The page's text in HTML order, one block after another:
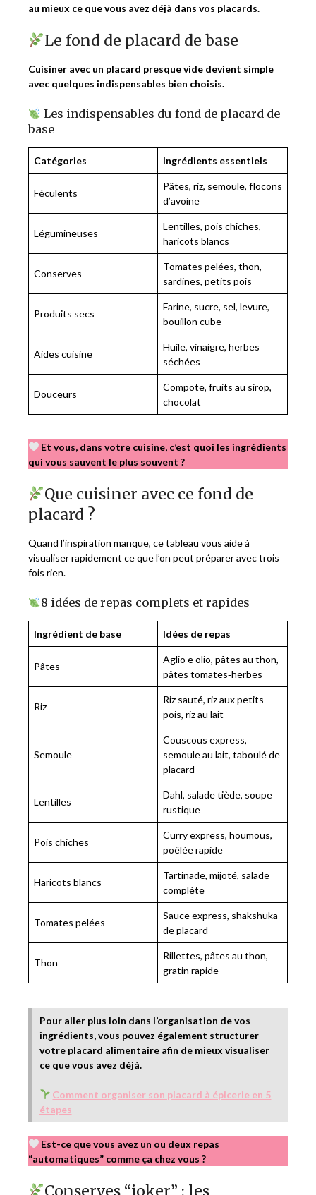
au mieux ce que vous avez déjà dans vos placards.
Le fond de placard de base
Cuisiner avec un placard presque vide devient simple
avec quelques indispensables bien choisis.
Les indispensables du fond de placard de
base
Catégories Ingrédients essentiels
Féculents
Pâtes, riz, semoule, flocons
d’avoine
Légumineuses
Lentilles, pois chiches,
haricots blancs
Conserves
Tomates pelées, thon,
sardines, petits pois
Produits secs
Farine, sucre, sel, levure,
bouillon cube
Aides cuisine
Huile, vinaigre, herbes
séchées
Douceurs
Compote, fruits au sirop,
chocolat
Et vous, dans votre cuisine, c’est quoi les ingrédients
qui vous sauvent le plus souvent ?
Que cuisiner avec ce fond de
placard ?
Quand l’inspiration manque, ce tableau vous aide à
visualiser rapidement ce que l’on peut préparer avec trois
fois rien.
8 idées de repas complets et rapides
Ingrédient de base Idées de repas
Pâtes
Aglio e olio, pâtes au thon,
pâtes tomates‑herbes
Riz
Riz sauté, riz aux petits
pois, riz au lait
Semoule
Couscous express,
semoule au lait, taboulé de
placard
Lentilles
Dahl, salade tiède, soupe
rustique
Pois chiches
Curry express, houmous,
poêlée rapide
Haricots blancs
Tartinade, mijoté, salade
complète
Tomates pelées
Sauce express, shakshuka
de placard
Thon
Rillettes, pâtes au thon,
gratin rapide
Pour aller plus loin dans l’organisation de vos
ingrédients, vous pouvez également structurer
votre placard alimentaire afin de mieux visualiser
ce que vous avez déjà.
Comment organiser son placard à épicerie en 5
étapes
Est-ce que vous avez un ou deux repas
“automatiques” comme ça chez vous ?
Conserves “joker” : les